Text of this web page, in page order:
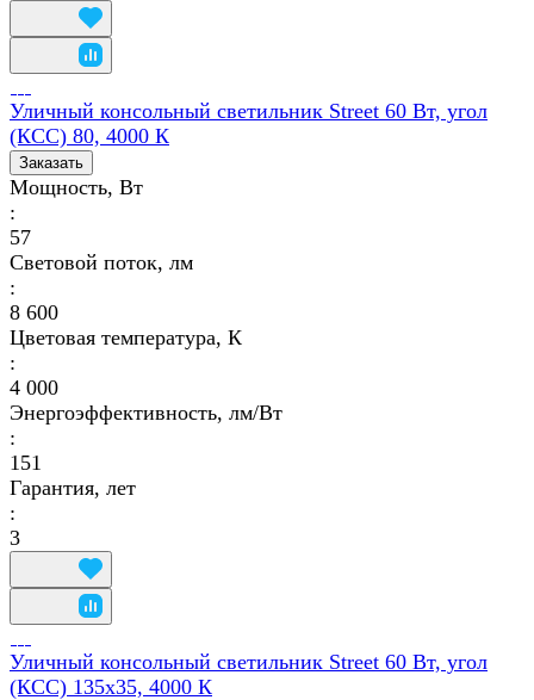
Уличный консольный светильник Street 60 Вт, угол
(КСС) 80, 4000 К
Заказать
Мощность, Вт
:
57
Световой поток, лм
:
8 600
Цветовая температура, К
:
4 000
Энергоэффективность, лм/Вт
:
151
Гарантия, лет
:
3
Уличный консольный светильник Street 60 Вт, угол
(КСС) 135х35, 4000 К